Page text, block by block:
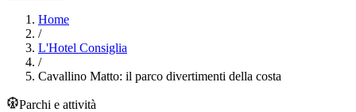
Home
/
L'Hotel Consiglia
/
Cavallino Matto: il parco divertimenti della costa
Parchi e attività